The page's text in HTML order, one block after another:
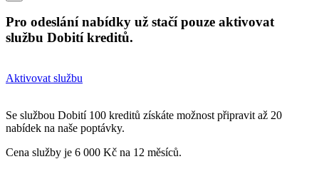
Pro odeslání nabídky už stačí pouze aktivovat
službu Dobití kreditů.
Aktivovat službu
Se službou Dobití 100 kreditů získáte možnost připravit až 20
nabídek na naše poptávky.
Cena služby je 6 000 Kč na 12 měsíců.